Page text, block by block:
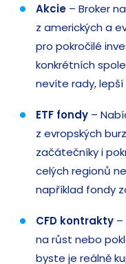
Akcie – Broker
z amerických a
pro pokročilé
konkrétních
nevíte rady, lepší
ETF fondy –
z evropských
začátečníky i
celých regionů
například fondy
CFD kontrakty
na růst nebo
byste je reálně